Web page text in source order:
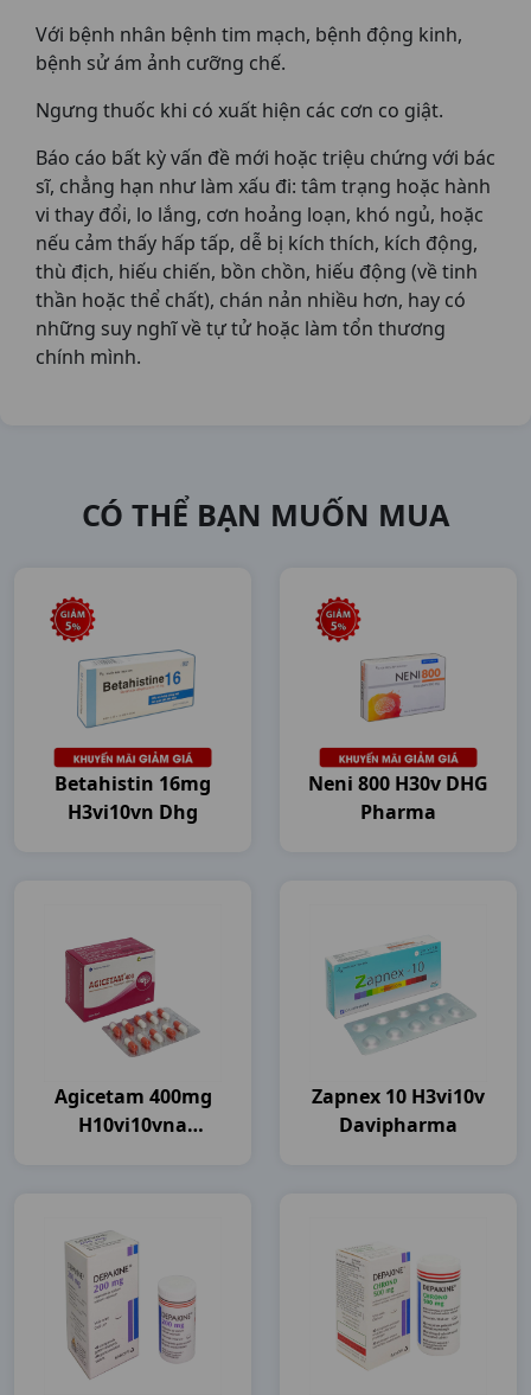
Với bệnh nhân bệnh tim mạch, bệnh động kinh,
bệnh sử ám ảnh cưỡng chế.
Ngưng thuốc khi có xuất hiện các cơn co giật.
Báo cáo bất kỳ vấn đề mới hoặc triệu chứng với bác
sĩ, chẳng hạn như làm xấu đi: tâm trạng hoặc hành
vi thay đổi, lo lắng, cơn hoảng loạn, khó ngủ, hoặc
nếu cảm thấy hấp tấp, dễ bị kích thích, kích động,
thù địch, hiếu chiến, bồn chồn, hiếu động (về tinh
thần hoặc thể chất), chán nản nhiều hơn, hay có
những suy nghĩ về tự tử hoặc làm tổn thương
chính mình.
CÓ THỂ BẠN MUỐN MUA
Betahistin 16mg
H3vi10vn Dhg
Neni 800 H30v DHG
Pharma
Agicetam 400mg
H10vi10vna
Zapnex 10 H3vi10v
Davipharma